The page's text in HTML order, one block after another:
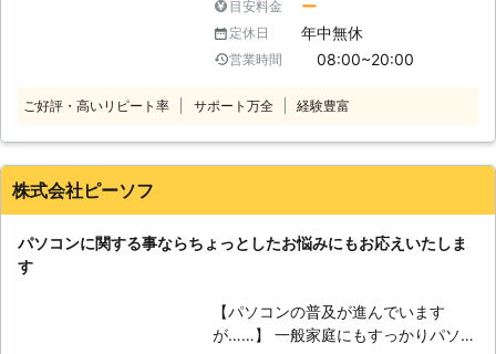
わせください。
点検・カスタマイズなどによってサポ
ートしています。 パソコンをこれか
ら使いたい方から、現在使っているけ
パソコン修理業者をお探しならお気軽
パソコン診断11,000円（税込）！ま
きがある」 「パソコンを落として破
損した」 こんなときは、まずはパソ
目安料金 ー
定休日 年中無休
営業時間 08:00~20:00
ご好評・高いリピート率 サポート万全 経験豊富
株式会社ピーソフ
パソコンに関する事ならちょっとしたお悩みにもお応えいたしま
す
【パソコンの普及が進んでいます
が……】 一般家庭にもすっかりパソコ